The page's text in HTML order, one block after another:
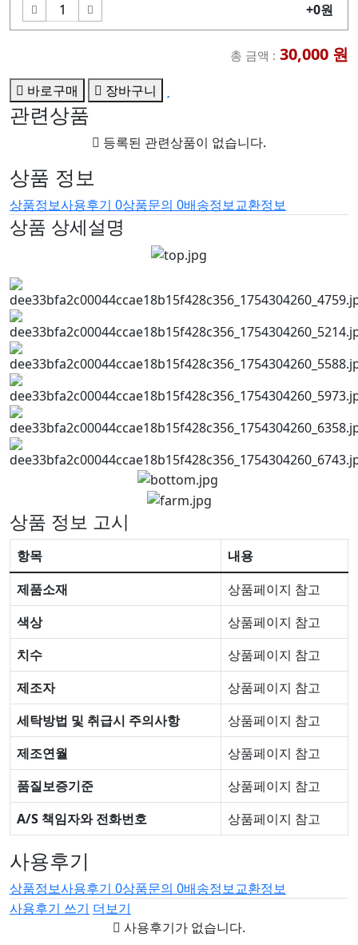
+0원
총 금액 : 30,000 원
바로구매 장바구니
관련상품
등록된 관련상품이 없습니다.
상품 정보
상품정보사용후기 0상품문의 0배송정보교환정보
상품 상세설명
상품 정보 고시
항목
내용
제품소재
상품페이지 참고
색상
상품페이지 참고
치수
상품페이지 참고
제조자
상품페이지 참고
세탁방법 및 취급시 주의사항
상품페이지 참고
제조연월
상품페이지 참고
품질보증기준
상품페이지 참고
A/S 책임자와 전화번호
상품페이지 참고
사용후기
상품정보사용후기 0상품문의 0배송정보교환정보
사용후기 쓰기 더보기
사용후기가 없습니다.